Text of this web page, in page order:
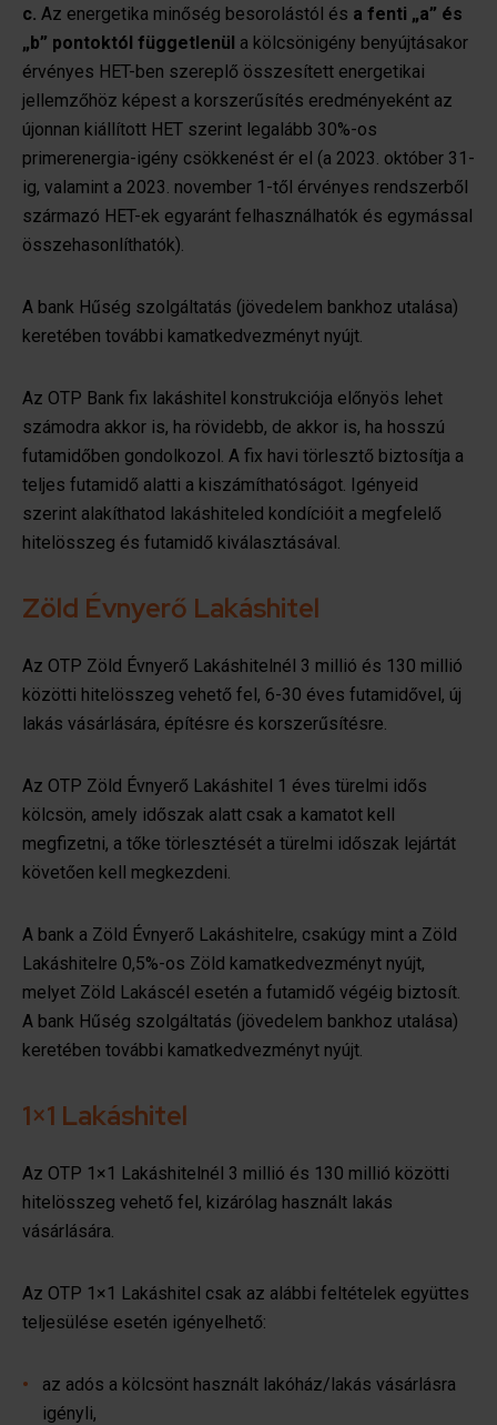
közösségi média-, hirdető- és elemző partnereinkkel
megosztjuk az Ön weboldalhasználatra vonatkozó
adatait, akik kombinálhatják az adatokat más olyan
adatokkal, amelyeket Ön adott meg számukra vagy az
Ön által használt más szolgáltatásokból gyűjtöttek.
c. Az energetika minőség besorolástól és a fenti „a” és
„b” pontoktól függetlenül a kölcsönigény benyújtásakor
érvényes HET-ben szereplő összesített energetikai
jellemzőhöz képest a korszerűsítés eredményeként az
újonnan kiállított HET szerint legalább 30%-os
primerenergia-igény csökkenést ér el (a 2023. október 31-
ig, valamint a 2023. november 1-től érvényes rendszerből
származó HET-ek egyaránt felhasználhatók és egymással
összehasonlíthatók).
A bank Hűség szolgáltatás (jövedelem bankhoz utalása)
keretében további kamatkedvezményt nyújt.
Az OTP Bank fix lakáshitel konstrukciója előnyös lehet
számodra akkor is, ha rövidebb, de akkor is, ha hosszú
futamidőben gondolkozol. A fix havi törlesztő biztosítja a
teljes futamidő alatti a kiszámíthatóságot. Igényeid
szerint alakíthatod lakáshiteled kondícióit a megfelelő
hitelösszeg és futamidő kiválasztásával.
Zöld Évnyerő Lakáshitel
Az OTP Zöld Évnyerő Lakáshitelnél 3 millió és 130 millió
közötti hitelösszeg vehető fel, 6-30 éves futamidővel, új
lakás vásárlására, építésre és korszerűsítésre.
Az OTP Zöld Évnyerő Lakáshitel 1 éves türelmi idős
kölcsön, amely időszak alatt csak a kamatot kell
megfizetni, a tőke törlesztését a türelmi időszak lejártát
követően kell megkezdeni.
A bank a Zöld Évnyerő Lakáshitelre, csakúgy mint a Zöld
Lakáshitelre 0,5%-os Zöld kamatkedvezményt nyújt,
melyet Zöld Lakáscél esetén a futamidő végéig biztosít.
A bank Hűség szolgáltatás (jövedelem bankhoz utalása)
keretében további kamatkedvezményt nyújt.
1×1 Lakáshitel
Az OTP 1×1 Lakáshitelnél 3 millió és 130 millió közötti
hitelösszeg vehető fel, kizárólag használt lakás
vásárlására.
Az OTP 1×1 Lakáshitel csak az alábbi feltételek együttes
teljesülése esetén igényelhető:
az adós a kölcsönt használt lakóház/lakás vásárlásra
igényli,